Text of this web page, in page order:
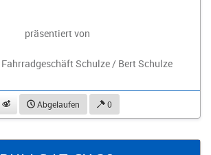
präsentiert von
Fahrradgeschäft Schulze / Bert Schulze
beobachtenAbgelaufen 0